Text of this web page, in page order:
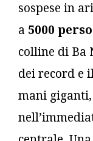
sospese in
a 5000
colline di Ba
dei record e
mani giganti,